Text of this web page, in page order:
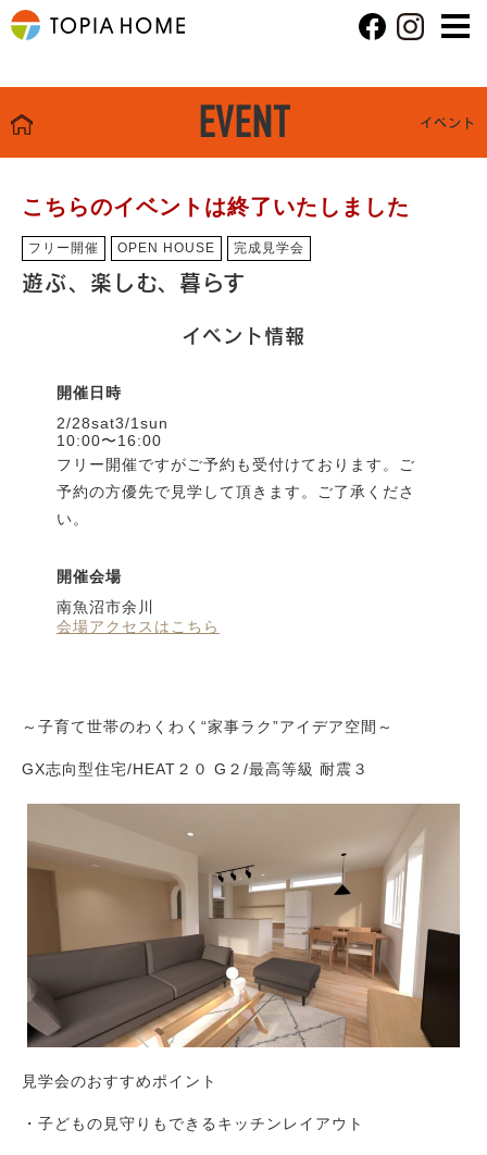
EVENT イベント
こちらのイベントは終了いたしました
フリー開催 OPEN HOUSE 完成見学会
遊ぶ、楽しむ、暮らす
イベント情報
開催日時
2/28sat3/1sun
10:00〜16:00
フリー開催ですがご予約も受付けております。ご
予約の方優先で見学して頂きます。ご了承くださ
い。
開催会場
南魚沼市余川
会場アクセスはこちら
～子育て世帯のわくわく“家事ラク”アイデア空間～
GX志向型住宅/HEAT２０ G２/最高等級 耐震３
見学会のおすすめポイント
・子どもの見守りもできるキッチンレイアウト